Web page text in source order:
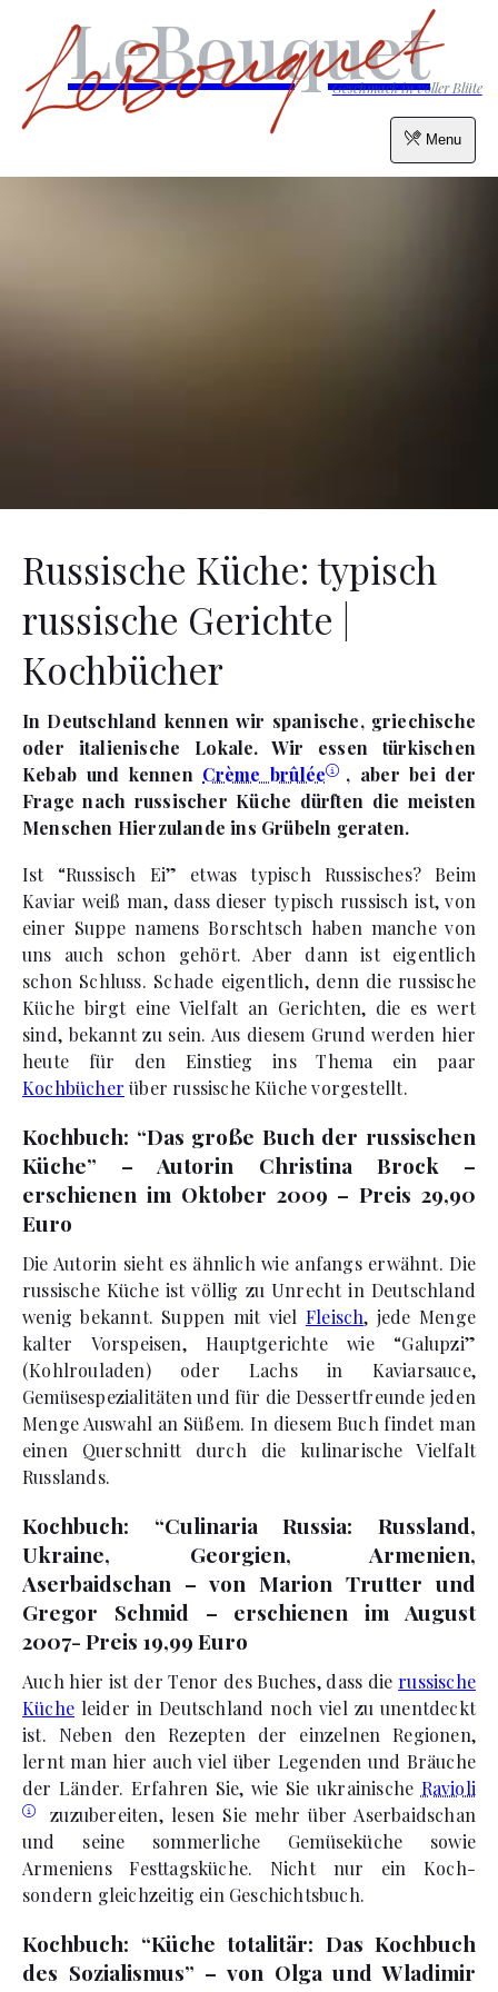
Menu
LeBouquet
Geschmack in voller Blüte
Russische Küche: typisch
russische Gerichte |
Kochbücher
In Deutschland kennen wir spanische, griechische
oder italienische Lokale. Wir essen türkischen
Kebab und kennen Crème brûlée
, aber bei der
Frage nach russischer Küche dürften die meisten
Menschen Hierzulande ins Grübeln geraten.
Ist “Russisch Ei” etwas typisch Russisches? Beim
Kaviar weiß man, dass dieser typisch russisch ist, von
einer Suppe namens Borschtsch haben manche von
uns auch schon gehört. Aber dann ist eigentlich
schon Schluss. Schade eigentlich, denn die russische
Küche birgt eine Vielfalt an Gerichten, die es wert
sind, bekannt zu sein. Aus diesem Grund werden hier
heute für den Einstieg ins Thema ein paar
Kochbücher über russische Küche vorgestellt.
Kochbuch: “Das große Buch der russischen
Küche” – Autorin Christina Brock –
erschienen im Oktober 2009 – Preis 29,90
Euro
Die Autorin sieht es ähnlich wie anfangs erwähnt. Die
russische Küche ist völlig zu Unrecht in Deutschland
wenig bekannt. Suppen mit viel Fleisch, jede Menge
kalter Vorspeisen, Hauptgerichte wie “Galupzi”
(Kohlrouladen) oder Lachs in Kaviarsauce,
Gemüsespezialitäten und für die Dessertfreunde jeden
Menge Auswahl an Süßem. In diesem Buch findet man
einen Querschnitt durch die kulinarische Vielfalt
Russlands.
Kochbuch: “Culinaria Russia: Russland,
Ukraine, Georgien, Armenien,
Aserbaidschan – von Marion Trutter und
Gregor Schmid – erschienen im August
2007- Preis 19,99 Euro
Auch hier ist der Tenor des Buches, dass die russische
Küche leider in Deutschland noch viel zu unentdeckt
ist. Neben den Rezepten der einzelnen Regionen,
lernt man hier auch viel über Legenden und Bräuche
der Länder. Erfahren Sie, wie Sie ukrainische Ravioli
zuzubereiten, lesen Sie mehr über Aserbaidschan
und seine sommerliche Gemüseküche sowie
Armeniens Festtagsküche. Nicht nur ein Koch-
sondern gleichzeitig ein Geschichtsbuch.
Kochbuch: “Küche totalitär: Das Kochbuch
des Sozialismus” – von Olga und Wladimir